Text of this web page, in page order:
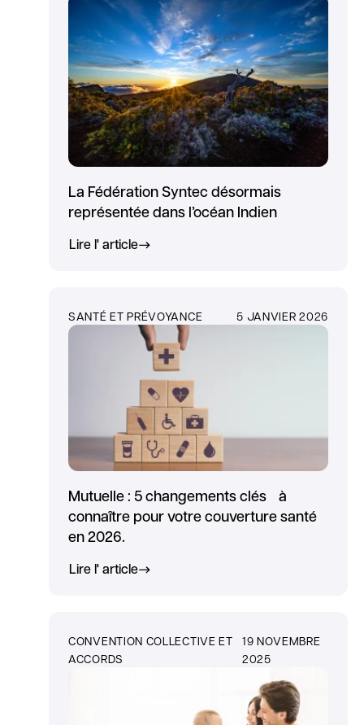
La Fédération Syntec désormais
représentée dans l’océan Indien
Lire l' article
SANTÉ ET PRÉVOYANCE 5 JANVIER 2026
Mutuelle : 5 changements clés à
connaître pour votre couverture santé
en 2026.
Lire l' article
CONVENTION COLLECTIVE ET
ACCORDS
19 NOVEMBRE
2025